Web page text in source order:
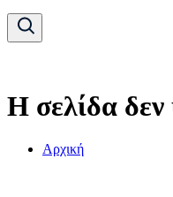
Η σελίδα δεν
Αρχική